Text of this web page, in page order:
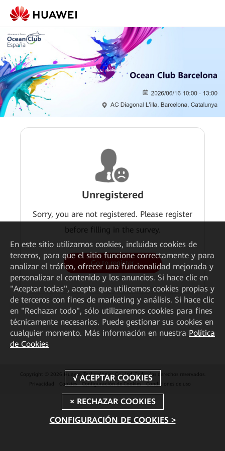
Unregistered
Sorry, you are not registered. Please register
before filling in the survey.
Go to register
Copyright © 2026 Huawei Technologies Co., Ltd. Todos los derechos reservados.
Privacidad
Cookies Configuración de Cookies Condiciones de uso
En este sitio utilizamos cookies, incluidas cookies de
terceros, para que el sitio funcione correctamente y para
analizar el tráfico, ofrecer una funcionalidad mejorada y
personalizar el contenido y los anuncios. Si hace clic en
"Aceptar todas", acepta que utilicemos cookies propias y
de terceros con fines de marketing y análisis. Si hace clic
en "Rechazar todo", sólo utilizaremos cookies para fines
técnicamente necesarios. Puede gestionar sus cookies en
cualquier momento. Más información en nuestra Política
de Cookies
CONFIGURACIÓN DE COOKIES >